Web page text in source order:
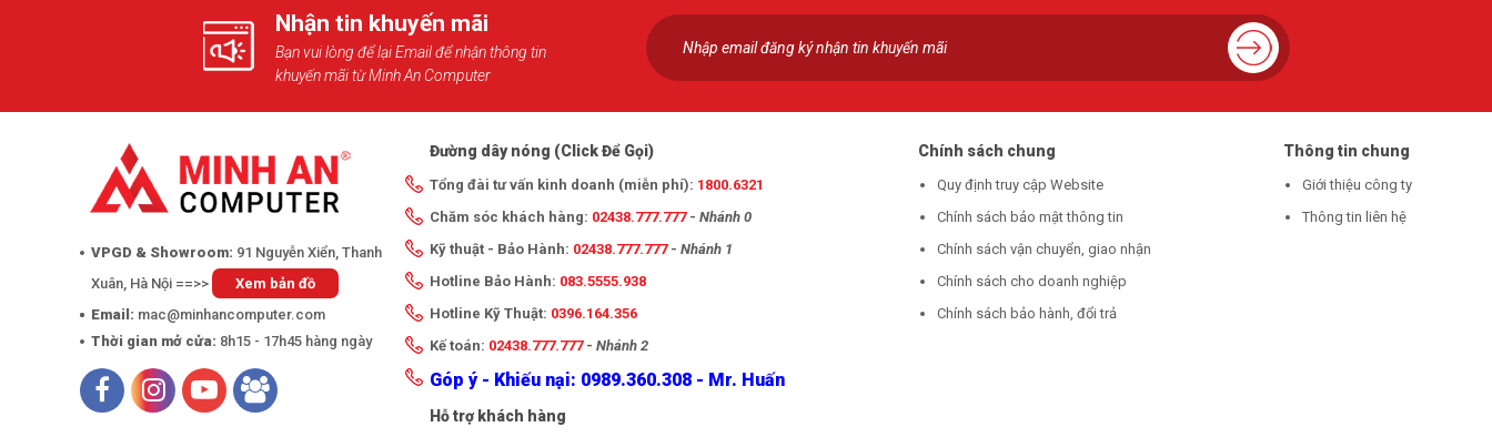
Nhận tin khuyến mãi
Bạn vui lòng để lại Email để nhận thông tin
khuyến mãi từ Minh An Computer
VPGD & Showroom: 91 Nguyễn Xiển, Thanh
Xuân, Hà Nội ==>>
Xem bản đồ
Email: mac@minhancomputer.com
Thời gian mở cửa: 8h15 - 17h45 hàng ngày
Đường dây nóng (Click Để Gọi)
Tổng đài tư vấn kinh doanh (miễn phí): 1800.6321
Chăm sóc khách hàng: 02438.777.777- Nhánh 0
Kỹ thuật - Bảo Hành: 02438.777.777- Nhánh 1
Hotline Bảo Hành: 083.5555.938
Hotline Kỹ Thuật: 0396.164.356
Kế toán: 02438.777.777- Nhánh 2
Góp ý - Khiếu nại: 0989.360.308 - Mr. Huấn
Chính sách chung
Quy định truy cập Website
Chính sách bảo mật thông tin
Chính sách vận chuyển, giao nhận
Chính sách cho doanh nghiệp
Chính sách bảo hành, đổi trả
Thông tin chung
Giới thiệu công ty
Thông tin liên hệ
Hỗ trợ khách hàng